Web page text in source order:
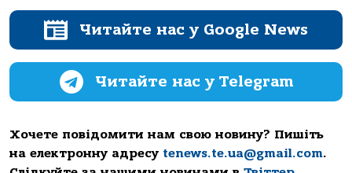
Читайте нас у Google News
Читайте нас у Telegram
Хочете повідомити нам свою новину? Пишіть
на електронну адресу tenews.te.ua@gmail.com.